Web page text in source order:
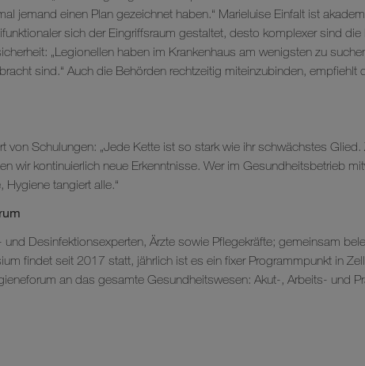
jemand einen Plan gezeichnet haben.“ Marieluise Einfalt ist
sich der Eingriffsraum gestaltet, desto komplexer sind die
„Legionellen haben im Krankenhaus am wenigsten zu
sind.“ Auch die Behörden rechtzeitig miteinzubinden, empfiehlt
von Schulungen: „Jede Kette ist so stark wie ihr schwächstes
wir kontinuierlich neue Erkenntnisse. Wer im Gesundheitsbetrieb
tangiert alle.“
Desinfektionsexperten, Ärzte sowie Pflegekräfte; gemeinsam
findet seit 2017 statt, jährlich ist es ein fixer Programmpunkt in
an das gesamte Gesundheitswesen: Akut-, Arbeits- und